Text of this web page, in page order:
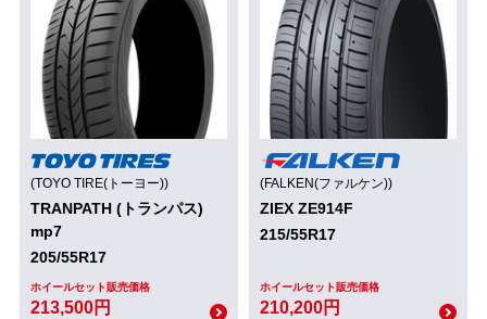
(TOYO TIRE(トーヨー))
TRANPATH (トランパス)
mp7
205/55R17
ホイールセット販売価格
213,500円
(FALKEN(ファルケン))
ZIEX ZE914F
215/55R17
ホイールセット販売価格
210,200円